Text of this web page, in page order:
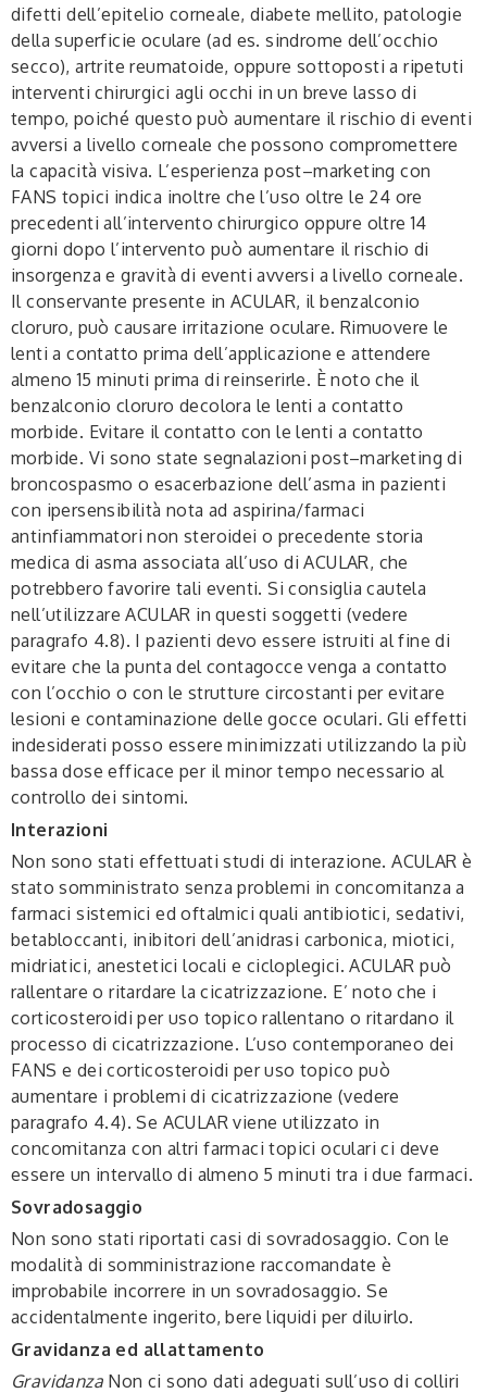
difetti dell’epitelio corneale, diabete mellito, patologie
della superficie oculare (ad es. sindrome dell’occhio
secco), artrite reumatoide, oppure sottoposti a ripetuti
interventi chirurgici agli occhi in un breve lasso di
tempo, poiché questo può aumentare il rischio di eventi
avversi a livello corneale che possono compromettere
la capacità visiva. L’esperienza post–marketing con
FANS topici indica inoltre che l’uso oltre le 24 ore
precedenti all’intervento chirurgico oppure oltre 14
giorni dopo l’intervento può aumentare il rischio di
insorgenza e gravità di eventi avversi a livello corneale.
Il conservante presente in ACULAR, il benzalconio
cloruro, può causare irritazione oculare. Rimuovere le
lenti a contatto prima dell’applicazione e attendere
almeno 15 minuti prima di reinserirle. È noto che il
benzalconio cloruro decolora le lenti a contatto
morbide. Evitare il contatto con le lenti a contatto
morbide. Vi sono state segnalazioni post–marketing di
broncospasmo o esacerbazione dell’asma in pazienti
con ipersensibilità nota ad aspirina/farmaci
antinfiammatori non steroidei o precedente storia
medica di asma associata all’uso di ACULAR, che
potrebbero favorire tali eventi. Si consiglia cautela
nell’utilizzare ACULAR in questi soggetti (vedere
paragrafo 4.8). I pazienti devo essere istruiti al fine di
evitare che la punta del contagocce venga a contatto
con l’occhio o con le strutture circostanti per evitare
lesioni e contaminazione delle gocce oculari. Gli effetti
indesiderati posso essere minimizzati utilizzando la più
bassa dose efficace per il minor tempo necessario al
controllo dei sintomi.
Interazioni
Non sono stati effettuati studi di interazione. ACULAR è
stato somministrato senza problemi in concomitanza a
farmaci sistemici ed oftalmici quali antibiotici, sedativi,
betabloccanti, inibitori dell’anidrasi carbonica, miotici,
midriatici, anestetici locali e cicloplegici. ACULAR può
rallentare o ritardare la cicatrizzazione. E’ noto che i
corticosteroidi per uso topico rallentano o ritardano il
processo di cicatrizzazione. L’uso contemporaneo dei
FANS e dei corticosteroidi per uso topico può
aumentare i problemi di cicatrizzazione (vedere
paragrafo 4.4). Se ACULAR viene utilizzato in
concomitanza con altri farmaci topici oculari ci deve
essere un intervallo di almeno 5 minuti tra i due farmaci.
Sovradosaggio
Non sono stati riportati casi di sovradosaggio. Con le
modalità di somministrazione raccomandate è
improbabile incorrere in un sovradosaggio. Se
accidentalmente ingerito, bere liquidi per diluirlo.
Gravidanza ed allattamento
Gravidanza Non ci sono dati adeguati sull’uso di colliri